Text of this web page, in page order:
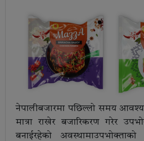
नेपालीबजारमा पछिल्लो समय
मात्रा राखेर बजारिकरण गरेर
बनाईरहेको अवस्थामाउपभोक्ताको